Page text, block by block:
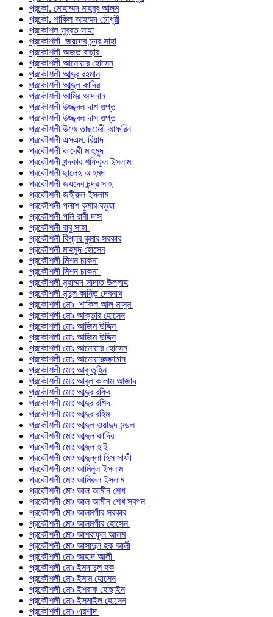
প্রকৌ. মোহাম্মদ মাহবুব আলম
প্রকৌ. শাকিল আহম্মদ চৌধুরী
প্রকৌশল সুব্রত সাহা
প্রকৌশলী জয়দেব চন্দ্র সাহা
প্রকৌশলী অজত বাছার
প্রকৌশলী আনোয়ার হোসেন
প্রকৌশলী আব্দুর রহমান
প্রকৌশলী আব্দুল কাদির
প্রকৌশলী আমির আদনান
প্রকৌশলী উজ্জ্বল দাশ গুপ্ত
প্রকৌশলী উজ্জ্বল দাস গুপ্ত
প্রকৌশলী উম্মে তাছমেরী আফরিন
প্রকৌশলী এসএম. রিয়াদ
প্রকৌশলী কাবেরী মাহমুদ
প্রকৌশলী খন্দকার শফিকুল ইসলাম
প্রকৌশলী ছালেহ আহমদ
প্রকৌশলী জয়দেব চন্দ্র সাহা
প্রকৌশলী জহীরুল ইসলাম
প্রকৌশলী পলাশ কুমার বড়ুয়া
প্রকৌশলী পলি রানী দাস
প্রকৌশলী বাবু সাহা
প্রকৌশলী বিপ্লব কুমার সরকার
প্রকৌশলী মাহমুদ হোসেন
প্রকৌশলী মিশন চাকমা
প্রকৌশলী মিশন চাকমা
প্রকৌশলী মুহাম্মদ সাদাত উল্লাহ
প্রকৌশলী মৃদুল কান্তি দেবনাথ
প্রকৌশলী মোঃ শাকিল আল মাসুম
প্রকৌশলী মোঃ আক্তার হোসেন
প্রকৌশলী মোঃ আজিম উদ্দিন
প্রকৌশলী মোঃ আজিম উদ্দিন
প্রকৌশলী মোঃ আনোয়ার হোসেন
প্রকৌশলী মোঃ আনোয়ারুজ্জামান
প্রকৌশলী মোঃ আবু তুহিন
প্রকৌশলী মোঃ আবুল কালাম আজাদ
প্রকৌশলী মোঃ আব্দুর রকিব
প্রকৌশলী মোঃ আব্দুর রশিদ
প্রকৌশলী মোঃ আব্দুর রহিম
প্রকৌশলী মোঃ আব্দুল ওয়াদুদ মন্ডল
প্রকৌশলী মোঃ আব্দুল কাদির
প্রকৌশলী মোঃ আব্দুল হাই
প্রকৌশলী মোঃ আব্দুল্লা হিস সাফী
প্রকৌশলী মোঃ আমিনুল ইসলাম
প্রকৌশলী মোঃ আমিরুল ইসলাম
প্রকৌশলী মোঃ আল আমীন শেখ
প্রকৌশলী মোঃ আল আমীন শেখ স্বপন
প্রকৌশলী মোঃ আলমগীর সরকার
প্রকৌশলী মোঃ আলমগীর হোসেন
প্রকৌশলী মোঃ আশরাফুল আলম
প্রকৌশলী মোঃ আসাদুল হক আলী
প্রকৌশলী মোঃ আহাদ আলী
প্রকৌশলী মোঃ ইমদাদুল হক
প্রকৌশলী মোঃ ইমাম হোসেন
প্রকৌশলী মোঃ ইশরাক হোছাইন
প্রকৌশলী মোঃ ইসমাইল হোসেন
প্রকৌশলী মোঃ এরশাদ